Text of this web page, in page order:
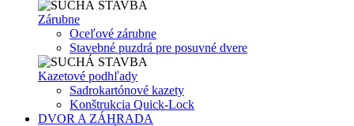
Zárubne
Oceľové zárubne
Stavebné puzdrá pre posuvné dvere
Kazetové podhľady
Sadrokartónové kazety
Konštrukcia Quick-Lock
DVOR A ZÁHRADA